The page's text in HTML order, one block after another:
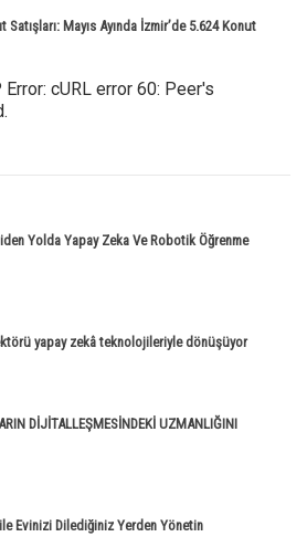
Mayıs Ayında İzmir’de 5.624 Konut
Error: cURL error 60: Peer's
Yolda Yapay Zeka Ve Robotik Öğrenme
yapay zekâ teknolojileriyle dönüşüyor
DİJİTALLEŞMESİNDEKİ UZMANLIĞINI
Evinizi Dilediğiniz Yerden Yönetin